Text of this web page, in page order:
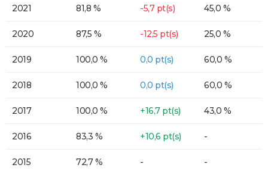
2021 81,8 % -5,7 pt(s) 45,0 %
2020 87,5 % -12,5 pt(s) 25,0 %
2019 100,0 % 0,0 pt(s) 60,0 %
2018 100,0 % 0,0 pt(s) 60,0 %
2017 100,0 % +16,7 pt(s) 43,0 %
2016 83,3 % +10,6 pt(s) -
2015 72,7 % - -